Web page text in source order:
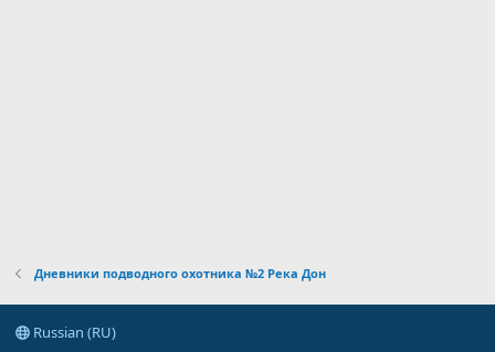
Дневники подводного охотника №2 Река Дон
Russian (RU)